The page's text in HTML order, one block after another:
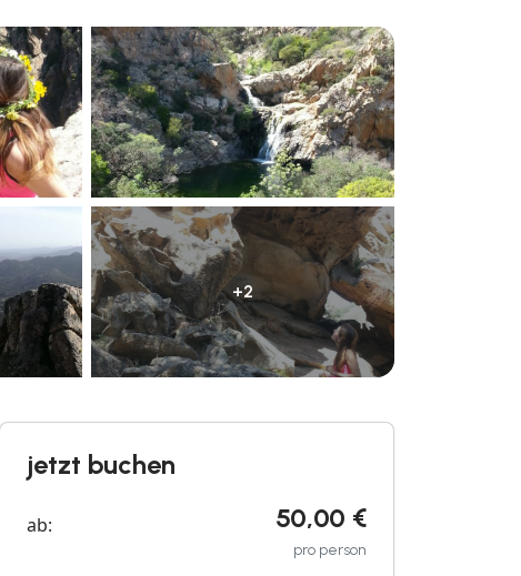
+2
jetzt buchen
ab: 50,00 €
pro person